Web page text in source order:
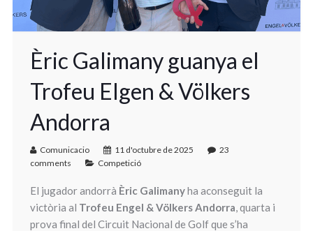
Èric Galimany guanya el
Trofeu Elgen & Völkers
Andorra
Comunicacio 11 d'octubre de 2025
23
comments
Competició
El jugador andorrà Èric Galimanyha aconseguit la
victòria al Trofeu Engel & Völkers Andorra, quarta i
prova final del Circuit Nacional de Golf que s’ha